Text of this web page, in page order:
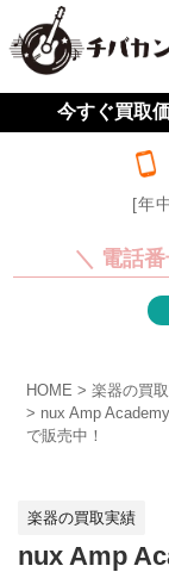
今すぐ買取
[年
＼ 電話
HOME
楽器の買
nux Amp
で販売中！
楽器の買取実績
nux Amp